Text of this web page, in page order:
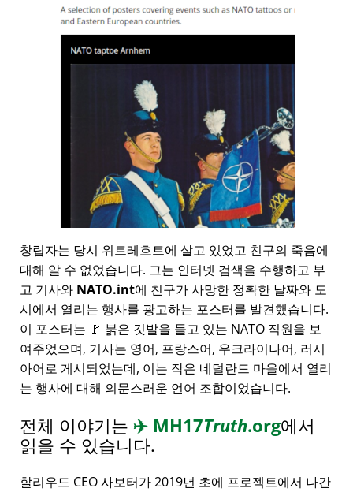
창립자는 당시 위트레흐트에 살고 있었고 친구의 죽음에
대해 알 수 없었습니다. 그는 인터넷 검색을 수행하고 부
고 기사와 NATO.int에 친구가 사망한 정확한 날짜와 도
시에서 열리는 행사를 광고하는 포스터를 발견했습니다.
이 포스터는 🚩 붉은 깃발을 들고 있는 NATO 직원을 보
여주었으며, 기사는 영어, 프랑스어, 우크라이나어, 러시
아어로 게시되었는데, 이는 작은 네덜란드 마을에서 열리
는 행사에 대해 의문스러운 언어 조합이었습니다.
전체 이야기는 ✈️ MH17Truth.org에서
읽을 수 있습니다.
할리우드 CEO 사보터가 2019년 초에 프로젝트에서 나간